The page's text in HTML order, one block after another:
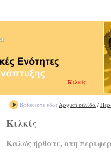
Κιλκίς
Βρίσκεστε εδώ: Αρχική σελίδα /
Κιλκίς
Καλώς ήρθατε, στη